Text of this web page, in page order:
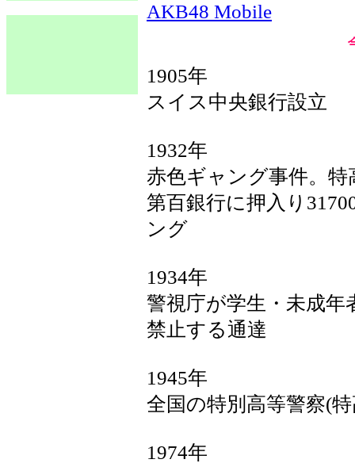
AKB48 Mobile
1905年
スイス中央銀行設立
1932年
赤色ギャング事件。
第百銀行に押入り
ング
1934年
警視庁が学生・未成
禁止する通達
1945年
全国の特別高等警察(
1974年